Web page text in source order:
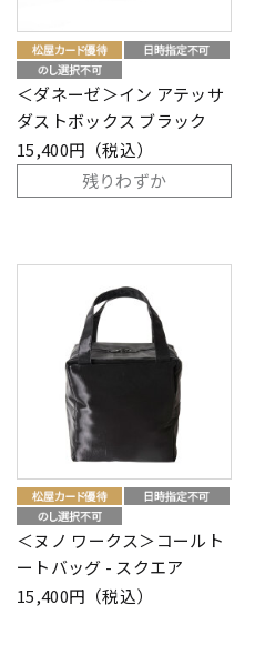
＜ダネーゼ＞イン アテッサ
ダストボックス ブラック
15,400円（税込）
残りわずか
＜ヌノ ワークス＞コールト
ートバッグ - スクエア
15,400円（税込）